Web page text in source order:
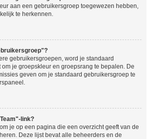
aan een gebruikersgroep toegewezen hebben,
te herkennen.
gebruikersgroepen, word je standaard
je groepskleur en groepsrang te bepalen. De
geven om je standaard gebruikersgroep te
link?
je op een pagina die een overzicht geeft van de
Deze lijst bevat alle beheerders en de